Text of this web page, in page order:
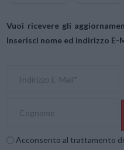
Vuoi ricevere gli
Inserisci nome ed indirizzo E-
Acconsento al trattamento